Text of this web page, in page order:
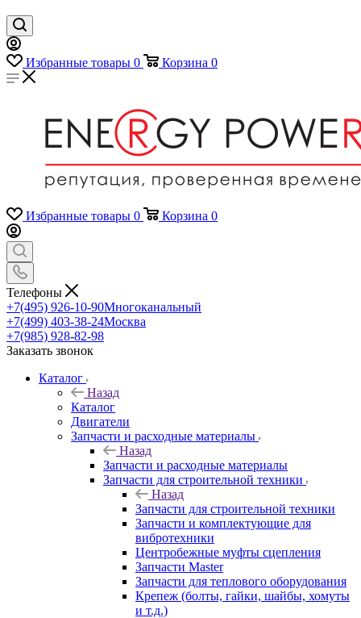
Избранные товары 0 Корзина 0
Избранные товары 0 Корзина 0
Телефоны
+7(495) 926-10-90Многоканальный
+7(499) 403-38-24Москва
+7(985) 928-82-98
Заказать звонок
Каталог
Назад
Каталог
Двигатели
Запчасти и расходные материалы
Назад
Запчасти и расходные материалы
Запчасти для строительной техники
Назад
Запчасти для строительной техники
Запчасти и комплектующие для
вибротехники
Центробежные муфты сцепления
Запчасти Master
Запчасти для теплового оборудования
Крепеж (болты, гайки, шайбы, хомуты
и т.д.)